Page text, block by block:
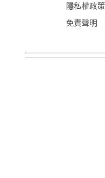
隱私權政策
免責聲明